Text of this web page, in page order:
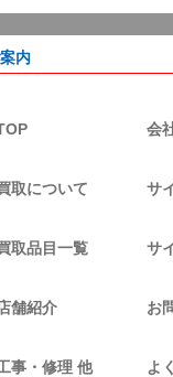
内
会
取について サ
取品目一覧 サ
舗紹介 お
事・修理 他 よ